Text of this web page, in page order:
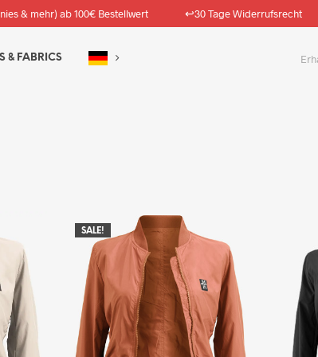
& mehr) ab 100€ Bestellwert ↩️30 Tage Widerrufsrecht
& FABRICS
SALE!